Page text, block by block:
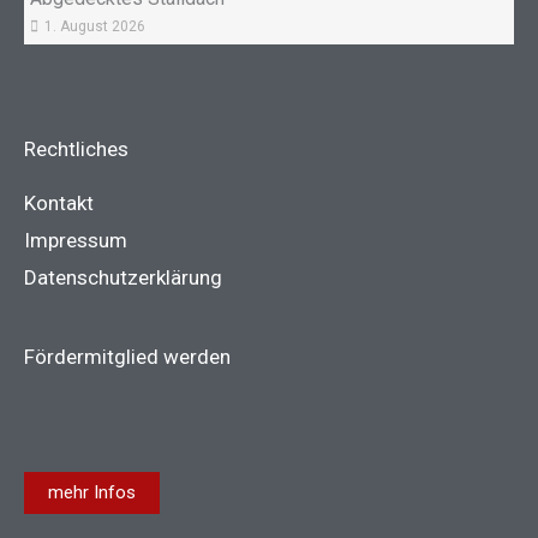
1. August 2026
Rechtliches
Kontakt
Impressum
Datenschutzerklärung
Fördermitglied werden
mehr Infos